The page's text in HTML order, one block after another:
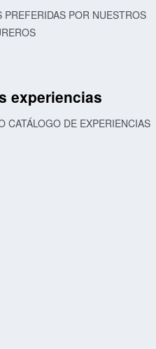
POR NUESTROS
experiencias
CATÁLOGO DE EXPERIENCIAS